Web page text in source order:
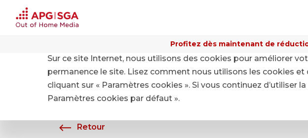
Profitez dès maintenant de
A propos de APG|SGA
Retour
Sur ce site Internet, nous utilisons des cookies pour améliorer
permanence le site. Lisez comment nous utilisons les cookies
cliquant sur « Paramètres cookies ». Si vous continuez d’utiliser
Paramètres cookies par défaut ».